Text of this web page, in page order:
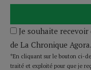
Je souhaite
de La Chronique Agora.
*En cliquant sur le bouton ci-
traité et exploité pour que je